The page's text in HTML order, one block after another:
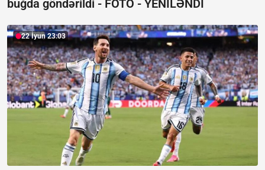
buğda göndərildi - FOTO - YENİLƏNDİ
22 İyun 23:03